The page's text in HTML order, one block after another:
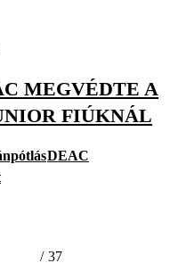
MEGVÉDTE A
FIÚKNÁL
DEAC
/ 37